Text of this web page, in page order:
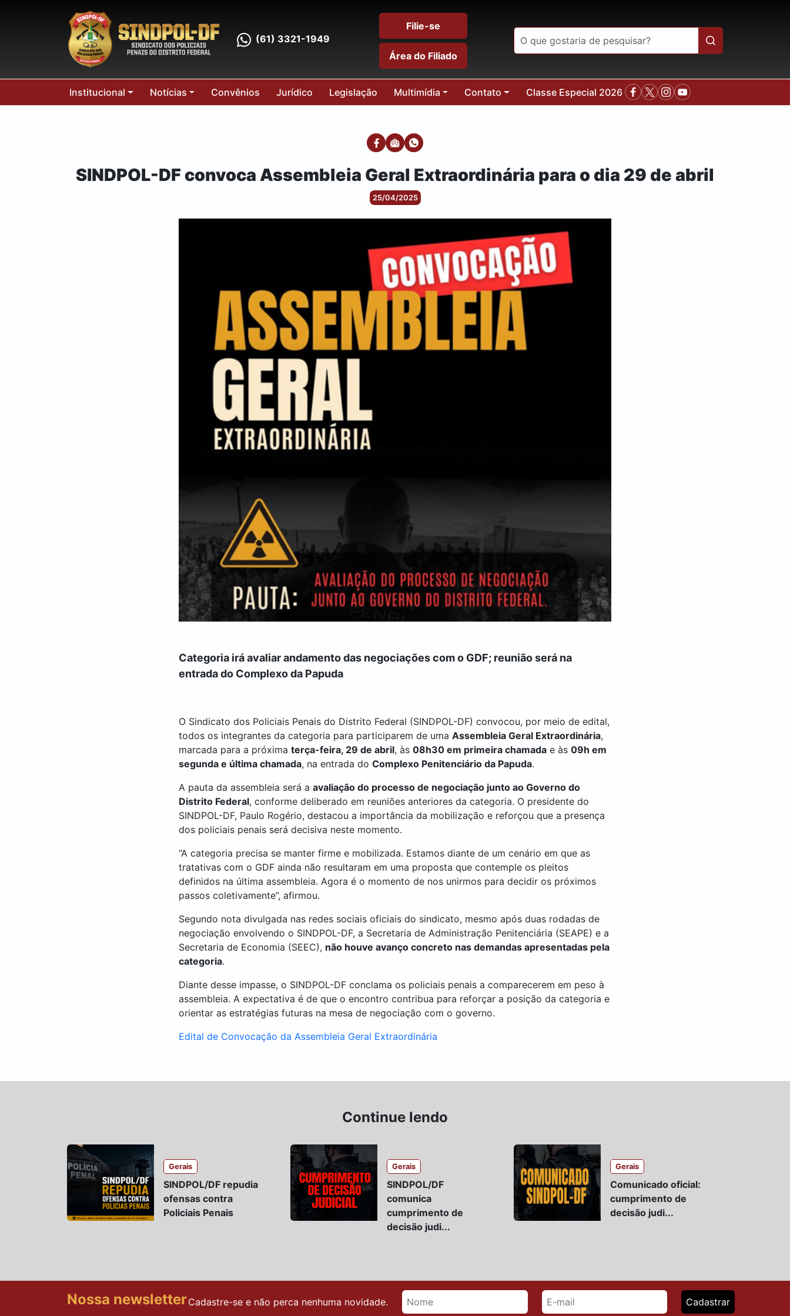
(61) 3321-1949
Filie-se
Área do Filiado
Institucional Notícias Convênios Jurídico Legislação Multimídia Contato Classe Especial 2026
SINDPOL-DF convoca Assembleia Geral Extraordinária para o dia 29 de abril
25/04/2025
Categoria irá avaliar andamento das negociações com o GDF; reunião será na
entrada do Complexo da Papuda
O Sindicato dos Policiais Penais do Distrito Federal (SINDPOL-DF) convocou, por meio de edital,
todos os integrantes da categoria para participarem de uma Assembleia Geral Extraordinária,
marcada para a próxima terça-feira, 29 de abril, às 08h30 em primeira chamada e às 09h em
segunda e última chamada, na entrada do Complexo Penitenciário da Papuda.
A pauta da assembleia será a avaliação do processo de negociação junto ao Governo do
Distrito Federal, conforme deliberado em reuniões anteriores da categoria. O presidente do
SINDPOL-DF, Paulo Rogério, destacou a importância da mobilização e reforçou que a presença
dos policiais penais será decisiva neste momento.
“A categoria precisa se manter firme e mobilizada. Estamos diante de um cenário em que as
tratativas com o GDF ainda não resultaram em uma proposta que contemple os pleitos
definidos na última assembleia. Agora é o momento de nos unirmos para decidir os próximos
passos coletivamente”, afirmou.
Segundo nota divulgada nas redes sociais oficiais do sindicato, mesmo após duas rodadas de
negociação envolvendo o SINDPOL-DF, a Secretaria de Administração Penitenciária (SEAPE) e a
Secretaria de Economia (SEEC), não houve avanço concreto nas demandas apresentadas pela
categoria.
Diante desse impasse, o SINDPOL-DF conclama os policiais penais a comparecerem em peso à
assembleia. A expectativa é de que o encontro contribua para reforçar a posição da categoria e
orientar as estratégias futuras na mesa de negociação com o governo.
Edital de Convocação da Assembleia Geral Extraordinária
Continue lendo
Gerais
SINDPOL/DF repudia
ofensas contra
Policiais Penais
Gerais
SINDPOL/DF
comunica
cumprimento de
decisão judi...
Gerais
Comunicado oficial:
cumprimento de
decisão judi...
Nossa newsletterCadastre-se e não perca nenhuma novidade.